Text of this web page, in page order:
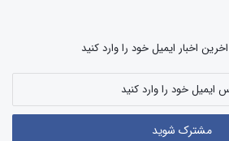
اخبار ایمیل خود را وارد کنید